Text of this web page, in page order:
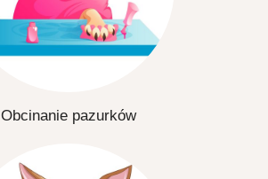
Obcinanie pazurków